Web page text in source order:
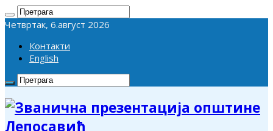
Четвртак, 6.август 2026
Контакти
English